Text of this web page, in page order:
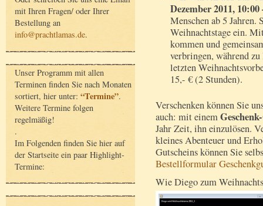
mit Ihren Fragen/ oder Ihrer
Bestellung an
info@prachtlamas.de.
Unser Programm mit allen
Terminen finden Sie nach Monaten
sortiert, hier unter: “Termine”.
Weitere Termine folgen
regelmäßig!
.
Im Folgenden finden Sie hier auf
der Startseite ein paar Highlight-
Termine:
Dezember 2011,
Menschen ab 5
Weihnachtstage ein.
kommen und
verbringen, während
letzten
15,- € (2 Stunden).
Verschenken können Sie
auch: mit einem
Jahr Zeit, ihn einzulösen.
kleines Abenteuer und
Gutscheins können Sie
Bestellformular
Wie Diego zum